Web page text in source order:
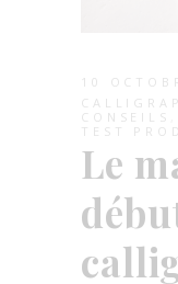
10
CONSEILS
TEST
Le